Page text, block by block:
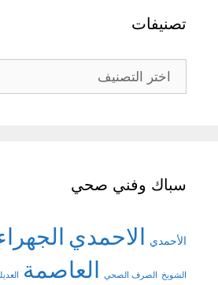
تصنيفات
تصنيفات
سباك وفني صحي
الأحمدي الاحمدي
الشويخ الصرف الصحي العاصمة